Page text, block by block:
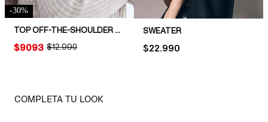
-30%
TOP OFF-THE-SHOULDER EN PUNTO ACANALADO
ORIGINAL PRICE:
$12.990
PRICE:
$9093
SWEATER
PRICE:
$22.990
COMPLETA TU LOOK